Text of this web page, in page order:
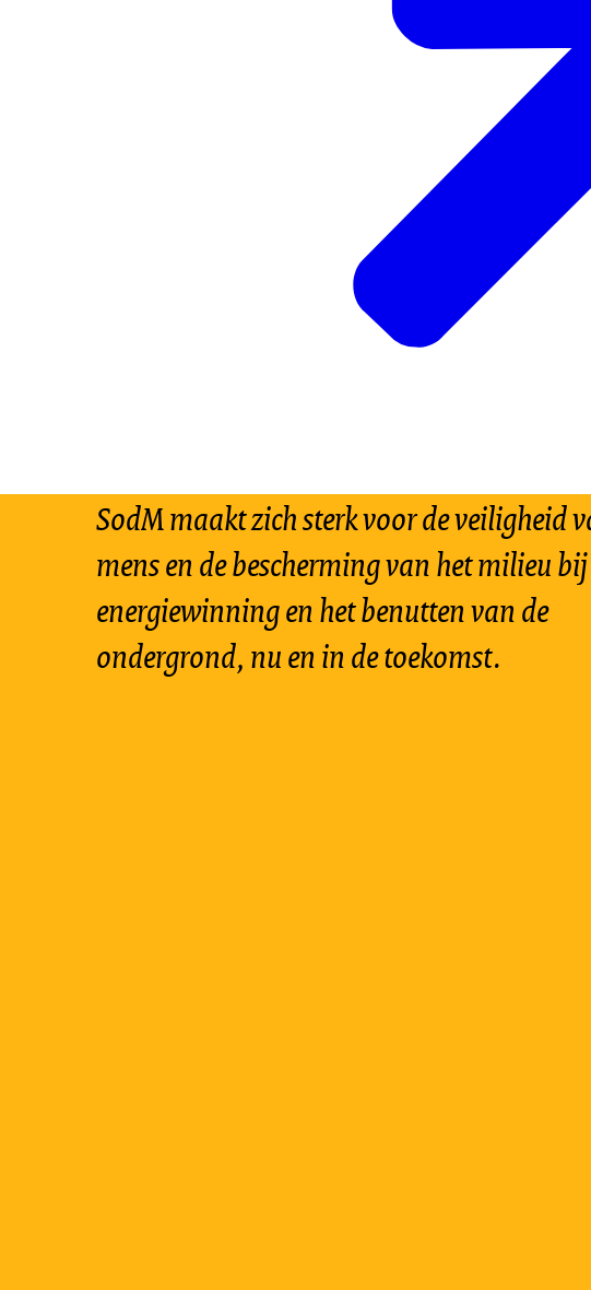
SodM maakt zich sterk voor de veiligheid
mens en de bescherming van het milieu bij
energiewinning en het benutten van de
ondergrond, nu en in de toekomst.